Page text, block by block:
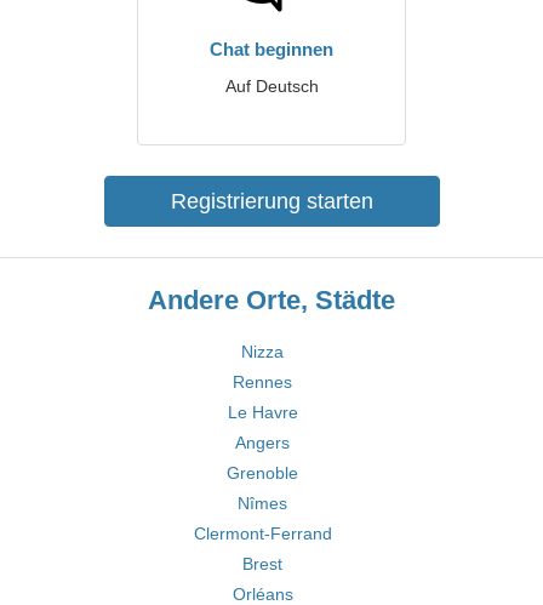
Chat beginnen
Auf Deutsch
Registrierung starten
Andere Orte, Städte
Nizza
Rennes
Le Havre
Angers
Grenoble
Nîmes
Clermont-Ferrand
Brest
Orléans